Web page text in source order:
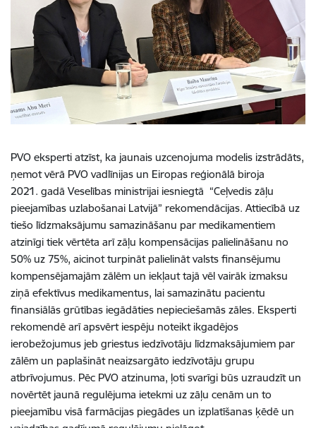
PVO eksperti atzīst, ka jaunais uzcenojuma modelis izstrādāts,
ņemot vērā PVO vadlīnijas un Eiropas reģionālā biroja
2021. gadā Veselības ministrijai iesniegtā “Ceļvedis zāļu
pieejamības uzlabošanai Latvijā” rekomendācijas. Attiecībā uz
tiešo līdzmaksājumu samazināšanu par medikamentiem
atzinīgi tiek vērtēta arī zāļu kompensācijas palielināšanu no
50% uz 75%, aicinot turpināt palielināt valsts finansējumu
kompensējamajām zālēm un iekļaut tajā vēl vairāk izmaksu
ziņā efektīvus medikamentus, lai samazinātu pacientu
finansiālās grūtības iegādāties nepieciešamās zāles. Eksperti
rekomendē arī apsvērt iespēju noteikt ikgadējos
ierobežojumus jeb griestus iedzīvotāju līdzmaksājumiem par
zālēm un paplašināt neaizsargāto iedzīvotāju grupu
atbrīvojumus. Pēc PVO atzinuma, ļoti svarīgi būs uzraudzīt un
novērtēt jaunā regulējuma ietekmi uz zāļu cenām un to
pieejamību visā farmācijas piegādes un izplatīšanas ķēdē un